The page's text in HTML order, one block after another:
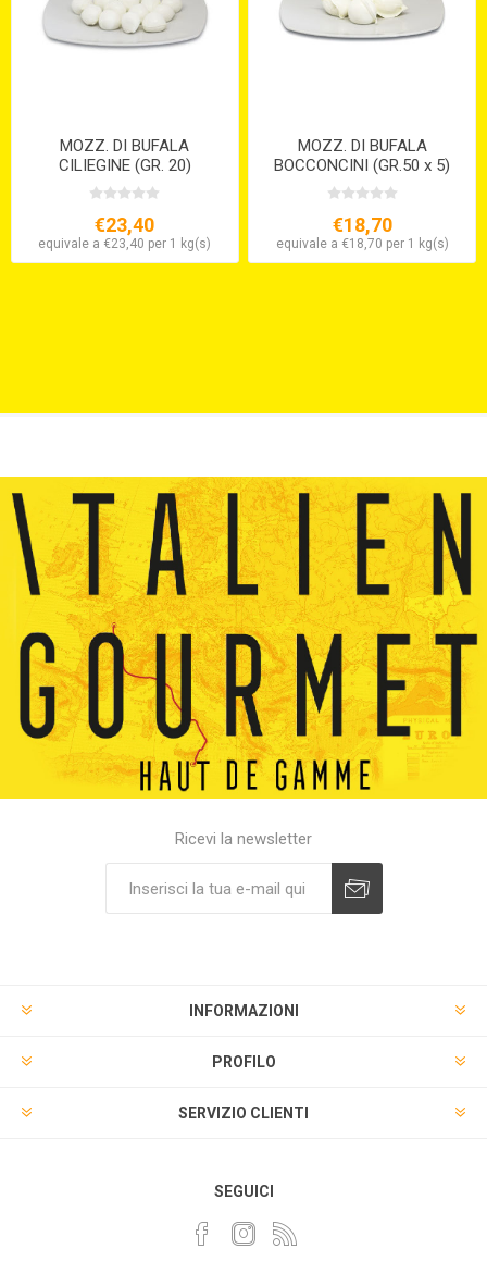
MOZZ. DI BUFALA
CILIEGINE (GR. 20)
€23,40
equivale a €23,40 per 1 kg(s)
MOZZ. DI BUFALA
BOCCONCINI (GR.50 x 5)
€18,70
equivale a €18,70 per 1 kg(s)
Ricevi la newsletter
INFORMAZIONI
PROFILO
SERVIZIO CLIENTI
SEGUICI